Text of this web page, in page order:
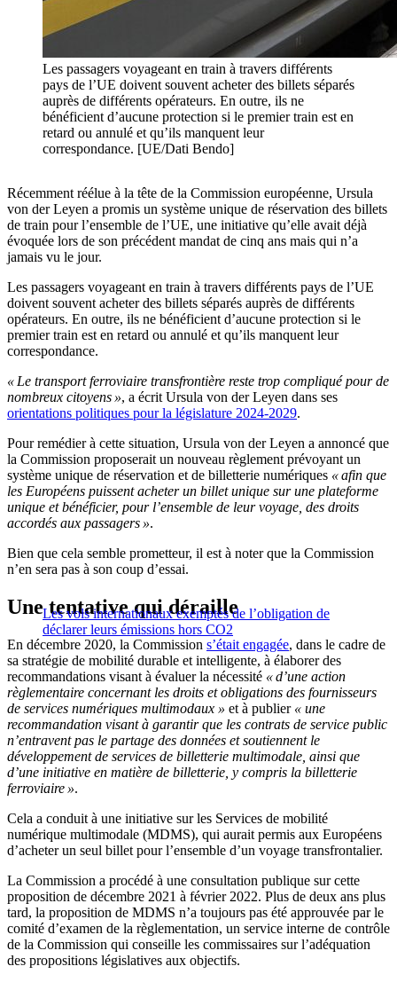
Les passagers voyageant en train à travers différents
pays de l’UE doivent souvent acheter des billets séparés
auprès de différents opérateurs. En outre, ils ne
bénéficient d’aucune protection si le premier train est en
retard ou annulé et qu’ils manquent leur
correspondance. [UE/Dati Bendo]
Récemment réélue à la tête de la Commission européenne, Ursula
von der Leyen a promis un système unique de réservation des billets
de train pour l’ensemble de l’UE, une initiative qu’elle avait déjà
évoquée lors de son précédent mandat de cinq ans mais qui n’a
jamais vu le jour.
Les passagers voyageant en train à travers différents pays de l’UE
doivent souvent acheter des billets séparés auprès de différents
opérateurs. En outre, ils ne bénéficient d’aucune protection si le
premier train est en retard ou annulé et qu’ils manquent leur
correspondance.
« Le transport ferroviaire transfrontière reste trop compliqué pour de
nombreux citoyens », a écrit Ursula von der Leyen dans ses
orientations politiques pour la législature 2024-2029.
Pour remédier à cette situation, Ursula von der Leyen a annoncé que
la Commission proposerait un nouveau règlement prévoyant un
système unique de réservation et de billetterie numériques « afin que
les Européens puissent acheter un billet unique sur une plateforme
unique et bénéficier, pour l’ensemble de leur voyage, des droits
accordés aux passagers ».
Bien que cela semble prometteur, il est à noter que la Commission
n’en sera pas à son coup d’essai.
Les vols internationaux exemptés de l’obligation de
déclarer leurs émissions hors CO2
Une tentative qui déraille
En décembre 2020, la Commission s’était engagée, dans le cadre de
sa stratégie de mobilité durable et intelligente, à élaborer des
recommandations visant à évaluer la nécessité « d’une action
règlementaire concernant les droits et obligations des fournisseurs
de services numériques multimodaux » et à publier « une
recommandation visant à garantir que les contrats de service public
n’entravent pas le partage des données et soutiennent le
développement de services de billetterie multimodale, ainsi que
d’une initiative en matière de billetterie, y compris la billetterie
ferroviaire ».
Cela a conduit à une initiative sur les Services de mobilité
numérique multimodale (MDMS), qui aurait permis aux Européens
d’acheter un seul billet pour l’ensemble d’un voyage transfrontalier.
La Commission a procédé à une consultation publique sur cette
proposition de décembre 2021 à février 2022. Plus de deux ans plus
tard, la proposition de MDMS n’a toujours pas été approuvée par le
comité d’examen de la règlementation, un service interne de contrôle
de la Commission qui conseille les commissaires sur l’adéquation
des propositions législatives aux objectifs.